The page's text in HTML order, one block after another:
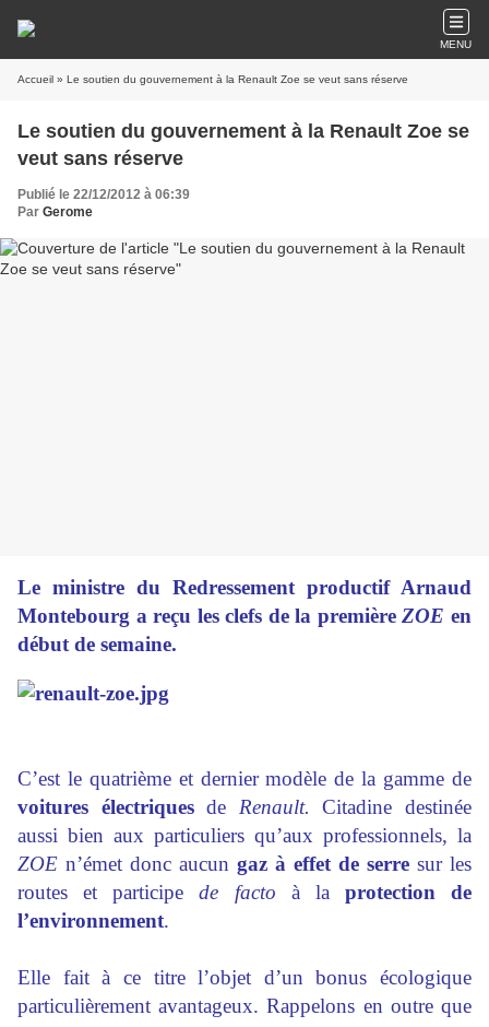
MENU
Accueil » Le soutien du gouvernement à la Renault Zoe se veut sans réserve
Le soutien du gouvernement à la Renault Zoe se
veut sans réserve
Publié le 22/12/2012 à 06:39
Par Gerome
Le ministre du Redressement productif Arnaud
Montebourg a reçu les clefs de la premièreZOE en
début de semaine.
C’est le quatrième et dernier modèle de la gamme de
voitures électriquesde Renault. Citadine destinée
aussi bien aux particuliers qu’aux professionnels, la
ZOE n’émet donc aucun gaz à effet de serre sur les
routes et participede facto à la protection de
l’environnement.
Elle fait à ce titre l’objet d’un bonus écologique
particulièrement avantageux. Rappelons en outre que